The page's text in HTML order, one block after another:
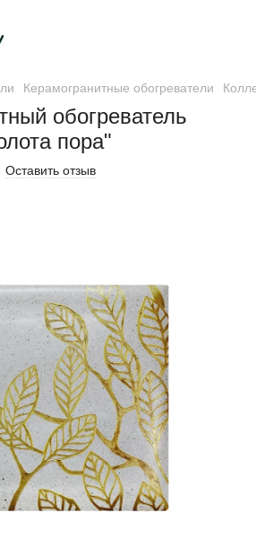
Керамогранитные обогреватели
обогреватель
пора"
Оставить отзыв